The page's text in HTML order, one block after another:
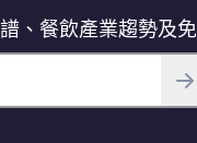
、餐飲產業趨勢及